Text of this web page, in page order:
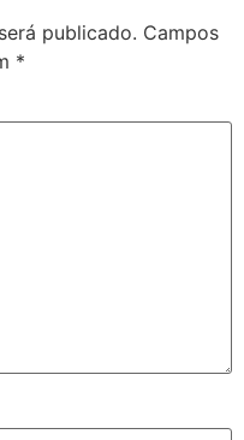
publicado. Campos
*